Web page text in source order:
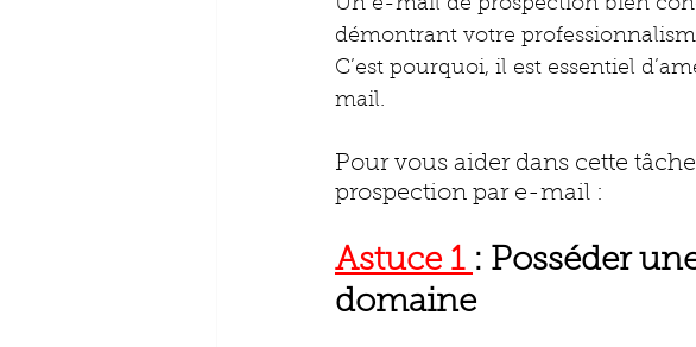
Un e-mail de prospection bien
démontrant votre
C’est pourquoi, il est essentiel
mail.
Pour vous aider dans cette
prospection par e-mail :
Astuce 1 : Posséder
domaine